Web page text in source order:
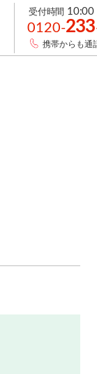
受付時間 10:00
0120-233
携帯からも通